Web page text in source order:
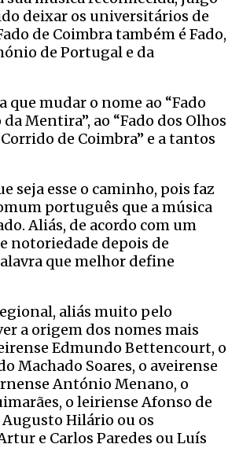
deixar os universitários de
de Coimbra também é Fado,
de Portugal e da
que mudar o nome ao “Fado
da Mentira”, ao “Fado dos Olhos
Corrido de Coimbra” e a tantos
seja esse o caminho, pois faz
português que a música
Aliás, de acordo com um
notoriedade depois de
que melhor define
aliás muito pelo
a origem dos nomes mais
Edmundo Bettencourt, o
Machado Soares, o aveirense
António Menano, o
o leiriense Afonso de
Augusto Hilário ou os
e Carlos Paredes ou Luís